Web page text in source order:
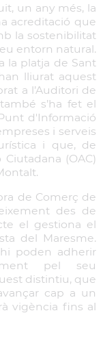
un any més, la
acreditació que
la sostenibilitat
entorn natural.
la platja de Sant
lliurat aquest
a l’Auditori de
s’ha fet el
d'Informació
i serveis
i que, de
(OAC)
de Comerç de
des de
el gestiona el
del Maresme.
poden adherir
pel seu
distintiu, que
cap a un
vigència fins al